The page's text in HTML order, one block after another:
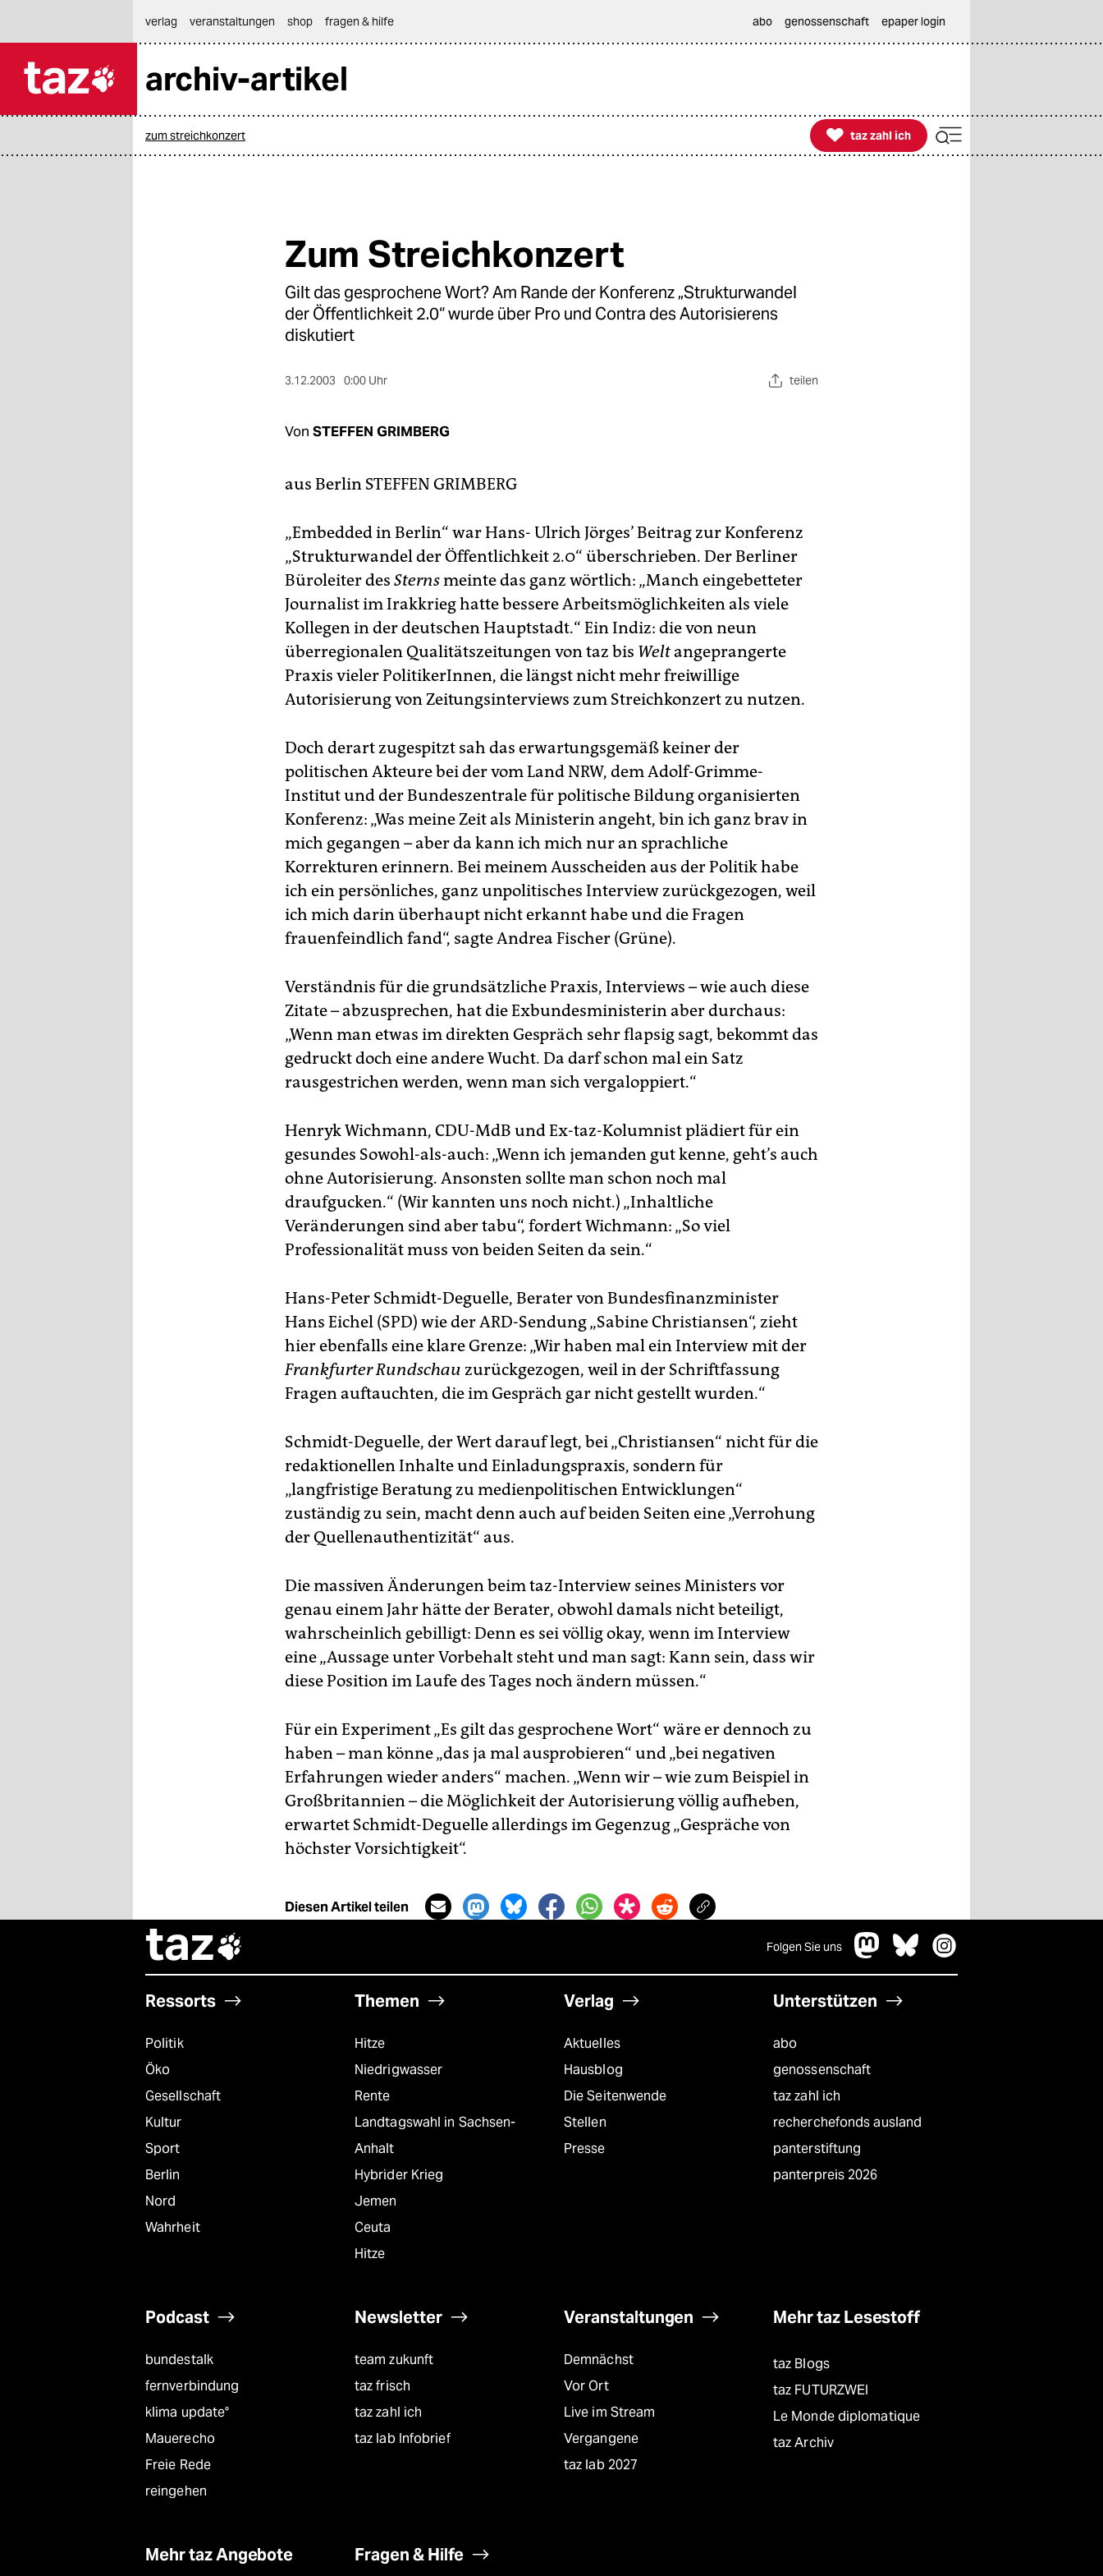
themen
verlag
veranstaltungen shop fragen & hilfe abo genossenschaft epaper login
archiv-artikel
zum streichkonzert 
taz zahl ich
taz zahl ich
Zum Streichkonzert
Gilt das gesprochene Wort? Am Rande der Konferenz „Strukturwandel
der Öffentlichkeit 2.0“ wurde über Pro und Contra des Autorisierens
diskutiert
3.12.2003 0:00 Uhr teilen
Von STEFFEN GRIMBERG
aus Berlin STEFFEN GRIMBERG
„Embedded in Berlin“ war Hans- Ulrich Jörges’ Beitrag zur Konferenz
„Strukturwandel der Öffentlichkeit 2.0“ überschrieben. Der Berliner
Büroleiter des Sternsmeinte das ganz wörtlich: „Manch eingebetteter
Journalist im Irakkrieg hatte bessere Arbeitsmöglichkeiten als viele
Kollegen in der deutschen Hauptstadt.“ Ein Indiz: die von neun
überregionalen Qualitätszeitungen von taz bis Weltangeprangerte
Praxis vieler PolitikerInnen, die längst nicht mehr freiwillige
Autorisierung von Zeitungsinterviews zum Streichkonzert zu nutzen.
Doch derart zugespitzt sah das erwartungsgemäß keiner der
politischen Akteure bei der vom Land NRW, dem Adolf-Grimme-
Institut und der Bundeszentrale für politische Bildung organisierten
Konferenz: „Was meine Zeit als Ministerin angeht, bin ich ganz brav in
mich gegangen – aber da kann ich mich nur an sprachliche
Korrekturen erinnern. Bei meinem Ausscheiden aus der Politik habe
ich ein persönliches, ganz unpolitisches Interview zurückgezogen, weil
ich mich darin überhaupt nicht erkannt habe und die Fragen
frauenfeindlich fand“, sagte Andrea Fischer (Grüne).
Verständnis für die grundsätzliche Praxis, Interviews – wie auch diese
Zitate – abzusprechen, hat die Exbundesministerin aber durchaus:
„Wenn man etwas im direkten Gespräch sehr flapsig sagt, bekommt das
gedruckt doch eine andere Wucht. Da darf schon mal ein Satz
rausgestrichen werden, wenn man sich vergaloppiert.“
Henryk Wichmann, CDU-MdB und Ex-taz-Kolumnist plädiert für ein
gesundes Sowohl-als-auch: „Wenn ich jemanden gut kenne, geht’s auch
ohne Autorisierung. Ansonsten sollte man schon noch mal
draufgucken.“ (Wir kannten uns noch nicht.) „Inhaltliche
Veränderungen sind aber tabu“, fordert Wichmann: „So viel
Professionalität muss von beiden Seiten da sein.“
Hans-Peter Schmidt-Deguelle, Berater von Bundesfinanzminister
Hans Eichel (SPD) wie der ARD-Sendung „Sabine Christiansen“, zieht
hier ebenfalls eine klare Grenze: „Wir haben mal ein Interview mit der
Frankfurter Rundschau zurückgezogen, weil in der Schriftfassung
Fragen auftauchten, die im Gespräch gar nicht gestellt wurden.“
Schmidt-Deguelle, der Wert darauf legt, bei „Christiansen“ nicht für die
redaktionellen Inhalte und Einladungspraxis, sondern für
„langfristige Beratung zu medienpolitischen Entwicklungen“
zuständig zu sein, macht denn auch auf beiden Seiten eine „Verrohung
der Quellenauthentizität“ aus.
Die massiven Änderungen beim taz-Interview seines Ministers vor
genau einem Jahr hätte der Berater, obwohl damals nicht beteiligt,
wahrscheinlich gebilligt: Denn es sei völlig okay, wenn im Interview
eine „Aussage unter Vorbehalt steht und man sagt: Kann sein, dass wir
diese Position im Laufe des Tages noch ändern müssen.“
Für ein Experiment „Es gilt das gesprochene Wort“ wäre er dennoch zu
haben – man könne „das ja mal ausprobieren“ und „bei negativen
Erfahrungen wieder anders“ machen. „Wenn wir – wie zum Beispiel in
Großbritannien – die Möglichkeit der Autorisierung völlig aufheben,
erwartet Schmidt-Deguelle allerdings im Gegenzug „Gespräche von
höchster Vorsichtigkeit“.
Diesen Artikel teilen
taz Folgen Sie uns
Ressorts
Politik
Öko
Gesellschaft
Kultur
Sport
Berlin
Nord
Wahrheit
Themen
Hitze
Niedrigwasser
Rente
Landtagswahl in Sachsen-
Anhalt
Hybrider Krieg
Jemen
Ceuta
Hitze
Verlag
Aktuelles
Hausblog
Die Seitenwende
Stellen
Presse
Unterstützen
abo
genossenschaft
taz zahl ich
recherchefonds ausland
panterstiftung
panterpreis 2026
Podcast
bundestalk
fernverbindung
klima update°
Mauerecho
Freie Rede
reingehen
Newsletter
team zukunft
taz frisch
taz zahl ich
taz lab Infobrief
Veranstaltungen
Demnächst
Vor Ort
Live im Stream
Vergangene
taz lab 2027
Mehr taz Lesestoff
taz Blogs
taz FUTURZWEI
Le Monde diplomatique
taz Archiv
Mehr taz Angebote Fragen & Hilfe